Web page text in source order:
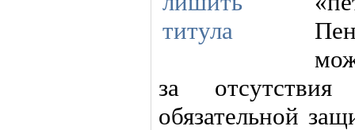
за отсутствия
обязательной